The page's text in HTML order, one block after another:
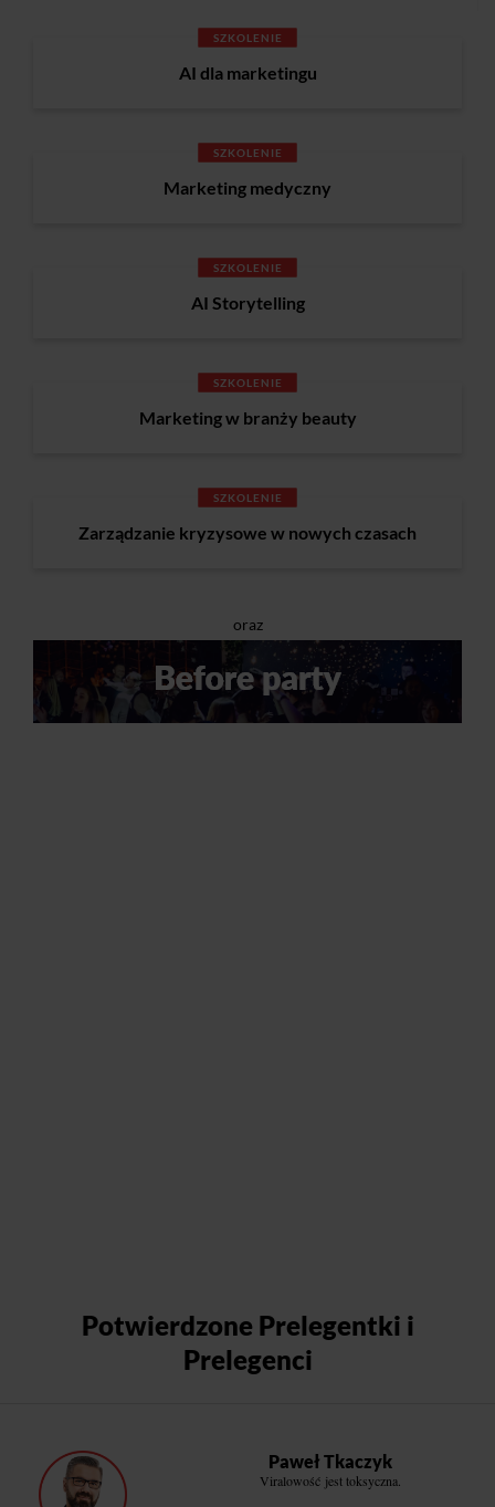
SZKOLENIE
AI dla marketingu
SZKOLENIE
Marketing medyczny
SZKOLENIE
AI Storytelling
SZKOLENIE
Marketing w branży beauty
SZKOLENIE
Zarządzanie kryzysowe w nowych czasach
oraz
Potwierdzone Prelegentki i
Prelegenci
Paweł Tkaczyk
Viralowość jest toksyczna.